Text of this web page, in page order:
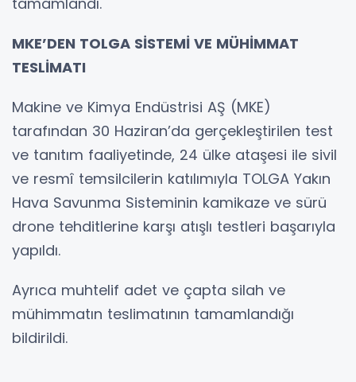
MKE’DEN TOLGA SİSTEMİ VE MÜHİMMAT
TESLİMATI
Makine ve Kimya Endüstrisi AŞ (MKE)
tarafından 30 Haziran’da gerçekleştirilen test
ve tanıtım faaliyetinde, 24 ülke ataşesi ile sivil
ve resmî temsilcilerin katılımıyla TOLGA Yakın
Hava Savunma Sisteminin kamikaze ve sürü
drone tehditlerine karşı atışlı testleri başarıyla
yapıldı.
Ayrıca muhtelif adet ve çapta silah ve
mühimmatın teslimatının tamamlandığı
bildirildi.